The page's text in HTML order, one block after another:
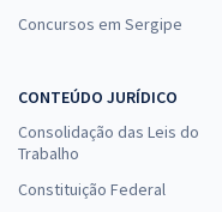
Concursos em Sergipe
CONTEÚDO JURÍDICO
Consolidação das Leis do
Trabalho
Constituição Federal